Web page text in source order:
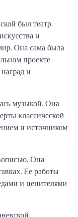
был театр.
и
Она сама была
проекте
и
музыкой. Она
классической
и источником
Она
Ее работы
и ценителями